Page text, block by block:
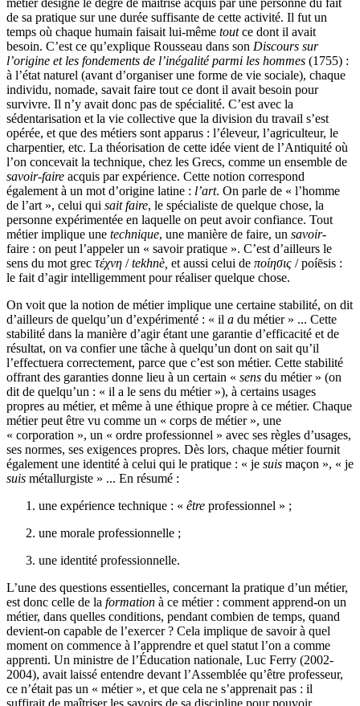
de sa pratique sur une durée suffisante de cette activité. Il fut un
temps où chaque humain faisait lui-même toutce dont il avait
besoin. C’est ce qu’explique Rousseau dans son Discours sur
l’origine et les fondements de l’inégalité parmi les hommes (1755) :
à l’état naturel (avant d’organiser une forme de vie sociale), chaque
individu, nomade, savait faire tout ce dont il avait besoin pour
survivre. Il n’y avait donc pas de spécialité. C’est avec la
sédentarisation et la vie collective que la division du travail s’est
opérée, et que des métiers sont apparus : l’éleveur, l’agriculteur, le
charpentier, etc. La théorisation de cette idée vient de l’Antiquité où
l’on concevait la technique, chez les Grecs, comme un ensemble de
savoir-faire acquis par expérience. Cette notion correspond
également à un mot d’origine latine : l’art. On parle de « l’homme
de l’art », celui qui sait faire, le spécialiste de quelque chose, la
personne expérimentée en laquelle on peut avoir confiance. Tout
métier implique une technique, une manière de faire, un savoir-
faire : on peut l’appeler un « savoir pratique ». C’est d’ailleurs le
sens du mot grec τέχνη /tekhnè, et aussi celui de ποίησις / poíēsis :
le fait d’agir intelligemment pour réaliser quelque chose.
On voit que la notion de métier implique une certaine stabilité, on dit
d’ailleurs de quelqu’un d’expérimenté : « il a du métier » ... Cette
stabilité dans la manière d’agir étant une garantie d’efficacité et de
résultat, on va confier une tâche à quelqu’un dont on sait qu’il
l’effectuera correctement, parce que c’est son métier. Cette stabilité
offrant des garanties donne lieu à un certain « sens du métier » (on
dit de quelqu’un : « il a le sens du métier »), à certains usages
propres au métier, et même à une éthique propre à ce métier. Chaque
métier peut être vu comme un « corps de métier », une
« corporation », un « ordre professionnel » avec ses règles d’usages,
ses normes, ses exigences propres. Dès lors, chaque métier fournit
également une identité à celui qui le pratique : « je suis maçon », « je
suis métallurgiste » ... En résumé :
une expérience technique : « être professionnel » ;
une morale professionnelle ;
une identité professionnelle.
L’une des questions essentielles, concernant la pratique d’un métier,
est donc celle de la formation à ce métier : comment apprend-on un
métier, dans quelles conditions, pendant combien de temps, quand
devient-on capable de l’exercer ? Cela implique de savoir à quel
moment on commence à l’apprendre et quel statut l’on a comme
apprenti. Un ministre de l’Éducation nationale, Luc Ferry (2002-
2004), avait laissé entendre devant l’Assemblée qu’être professeur,
ce n’était pas un « métier », et que cela ne s’apprenait pas : il
suffirait de maîtriser les savoirs de sa discipline pour pouvoir